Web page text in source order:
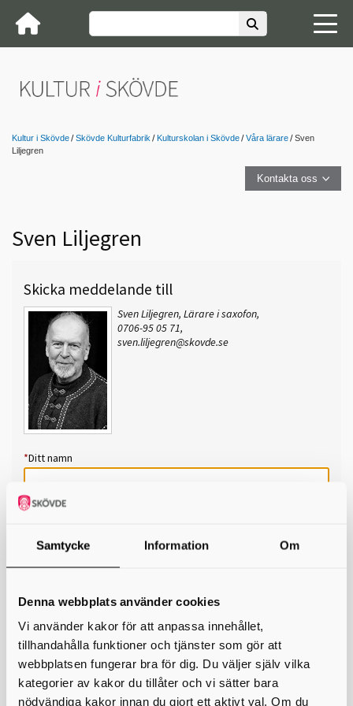
Samtycke Information Om
Denna webbplats använder cookies
Vi använder kakor för att anpassa innehållet,
tillhandahålla funktioner och tjänster som gör att
webbplatsen fungerar bra för dig. Du väljer själv vilka
kategorier av kakor du tillåter och vi sätter bara
nödvändiga kakor innan du gjort ett aktivt val. Om du
Kultur i Skövde Skövde Kulturfabrik Kulturskolan i Skövde Våra lärare
Sven
Liljegren
Kontakta oss
Sven Liljegren
Skicka meddelande till
Sven Liljegren, Lärare i saxofon,
0706-95 05 71,
sven.liljegren@skovde.se
*Ditt namn
*